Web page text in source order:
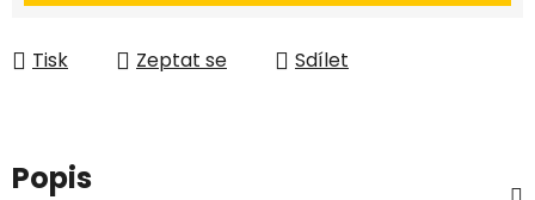
Tisk Zeptat se Sdílet
Popis